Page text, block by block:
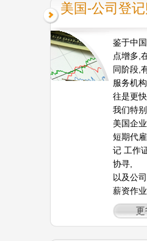
美国-公司登
鉴于中
点增多,
同阶段,
服务机
往是更
我们特
美国企
短期代
记 工作
协寻,
以及公
薪资作